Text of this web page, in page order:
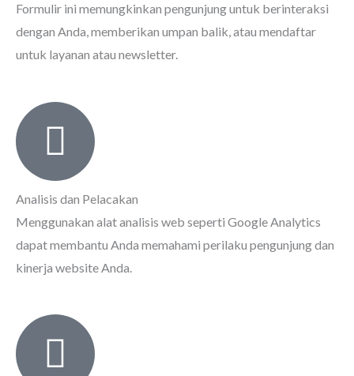
Formulir ini memungkinkan pengunjung untuk berinteraksi
dengan Anda, memberikan umpan balik, atau mendaftar
untuk layanan atau newsletter.
Analisis dan Pelacakan
Menggunakan alat analisis web seperti Google Analytics
dapat membantu Anda memahami perilaku pengunjung dan
kinerja website Anda.